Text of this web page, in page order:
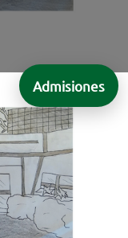
Admisiones